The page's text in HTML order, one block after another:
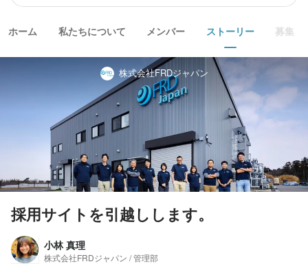
ホーム 私たちについて メンバー ストーリー 募集
株式会社FRDジャパン
採用サイトを引越しします。
小林 真理
株式会社FRDジャパン / 管理部